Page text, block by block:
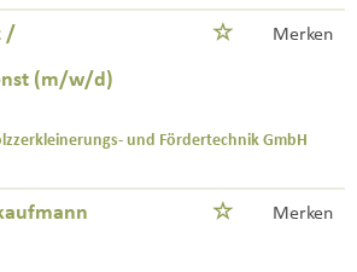
/
(m/w/d)
Merken
und Fördertechnik GmbH
Merken